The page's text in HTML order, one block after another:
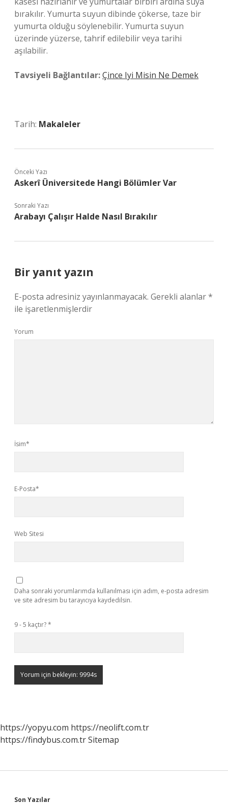
bırakılır. Yumurta suyun dibinde çökerse, taze bir
yumurta olduğu söylenebilir. Yumurta suyun
üzerinde yüzerse, tahrif edilebilir veya tarihi
aşılabilir.
Tavsiyeli Bağlantılar:Çince Iyi Misin Ne Demek
Tarih: Makaleler
Önceki Yazı
Askerî Üniversitede Hangi Bölümler Var
Sonraki Yazı
Arabayı Çalışır Halde Nasıl Bırakılır
Bir yanıt yazın
E-posta adresiniz yayınlanmayacak. Gerekli alanlar*
ile işaretlenmişlerdir
Yorum
İsim*
E-Posta*
Web Sitesi
Daha sonraki yorumlarımda kullanılması için adım, e-posta adresim
ve site adresim bu tarayıcıya kaydedilsin.
9 - 5 kaçtır?*
https://yopyu.com https://neolift.com.tr
https://findybus.com.trSitemap
Son Yazılar